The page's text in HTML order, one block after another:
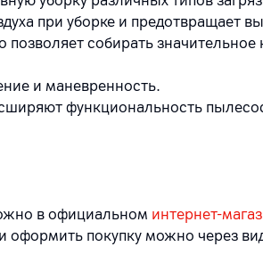
при уборке и предотвращает
собирать значительное
и маневренность.
функциональность
в официальном интернет-
оформить покупку можно через